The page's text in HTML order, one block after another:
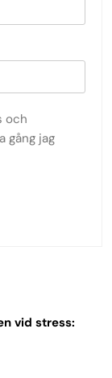
och
gång jag
vid stress: